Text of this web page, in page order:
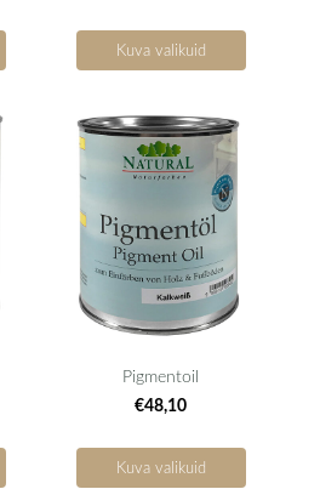
Kuva valikuid
Pigmentoil
€48,10
Kuva valikuid